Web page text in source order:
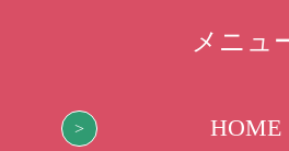
メニュ
HOME